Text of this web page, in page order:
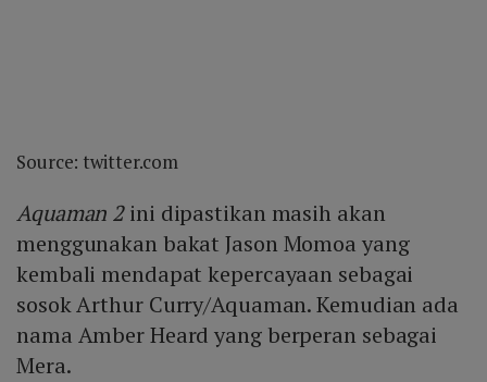
Source: twitter.com
Aquaman 2ini dipastikan masih akan
menggunakan bakat Jason Momoa yang
kembali mendapat kepercayaan sebagai
sosok Arthur Curry/Aquaman. Kemudian ada
nama Amber Heard yang berperan sebagai
Mera.